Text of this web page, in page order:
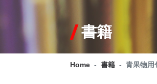
書籍
Home 書籍 青果物用